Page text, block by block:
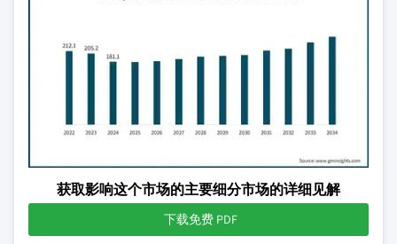
获取影响这个市场的主要细分市场的详细见解
下载免费 PDF